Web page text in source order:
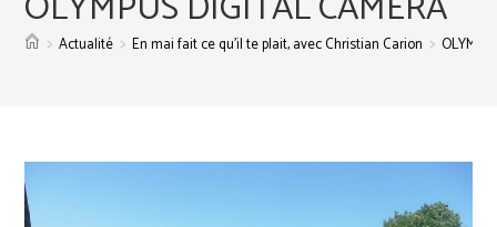
> Actualité > En mai fait ce qu’il te plait, avec Christian Carion >